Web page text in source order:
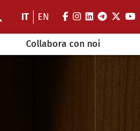
IT EN facebook
instagram
linkedin
Collabora con noi